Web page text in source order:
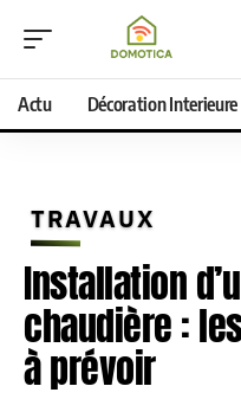
Actu Décoration Interieure
TRAVAUX
Installation
chaudière :
à prévoir